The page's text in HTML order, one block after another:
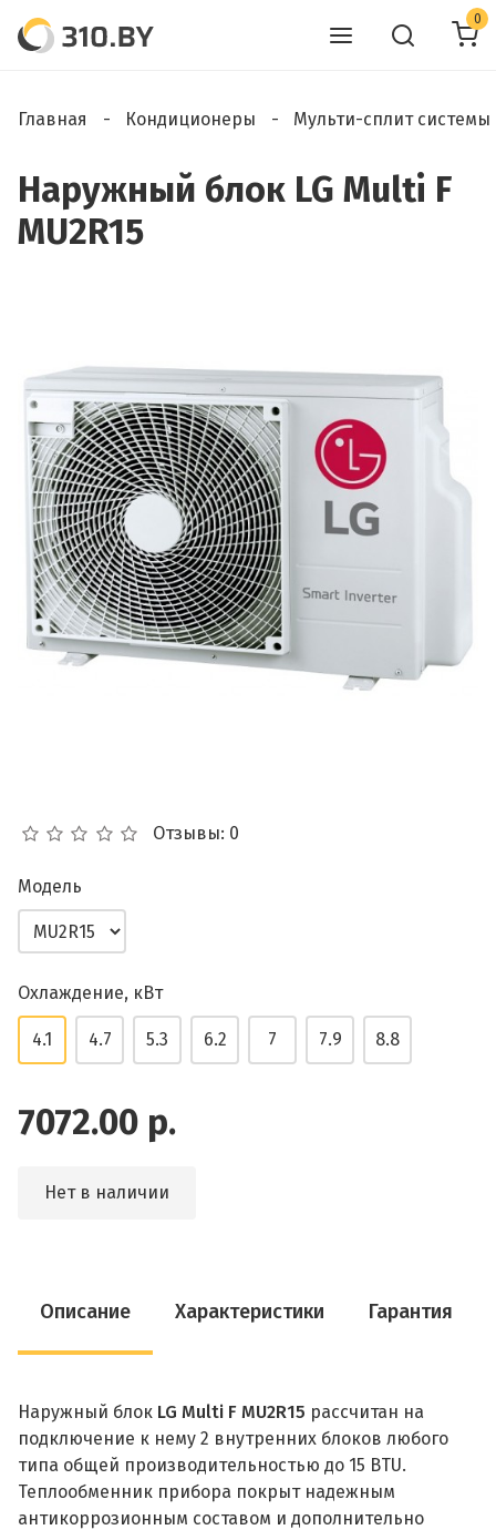
0
Главная Кондиционеры Мульти-сплит системы
Наружный блок LG Multi F
MU2R15
Отзывы: 0
7072.00 р.
Модель
Охлаждение, кВт
4.1 4.7 5.3 6.2 7 7.9 8.8
Нет в наличии
Описание Характеристики Гарантия
Наружный блок LG Multi F MU2R15 рассчитан на
подключение к нему 2 внутренних блоков любого
типа общей производительностью до 15 BTU.
Теплообменник прибора покрыт надежным
антикоррозионным составом и дополнительно